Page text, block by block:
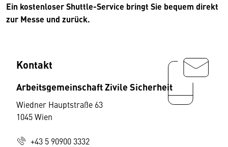
Ein kostenloser Shuttle-Service bringt Sie bequem direkt
zur Messe und zurück.
Kontakt
Arbeitsgemeinschaft Zivile Sicherheit
Wiedner Hauptstraße 63
1045 Wien
+43 5 90900 3332